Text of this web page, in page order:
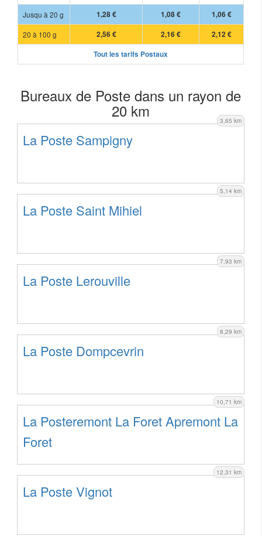
Jusqu à 20 g
1,28 € 1,08 €
1,06 €
20 à 100 g
2,56 € 2,16 €
2,12 €
Tout les tarifs Postaux
Bureaux de Poste dans un rayon de
20 km 3,65 km
La Poste Sampigny
5,14 km
La Poste Saint Mihiel
7,93 km
La Poste Lerouville
8,29 km
La Poste Dompcevrin
10,71 km
La Posteremont La Foret Apremont La
Foret
12,31 km
La Poste Vignot